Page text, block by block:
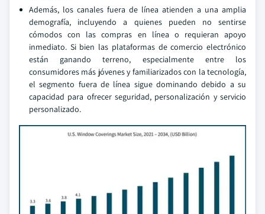
Además, los canales fuera de línea atienden a una amplia
demografía, incluyendo a quienes pueden no sentirse
cómodos con las compras en línea o requieran apoyo
inmediato. Si bien las plataformas de comercio electrónico
están ganando terreno, especialmente entre los
consumidores más jóvenes y familiarizados con la tecnología,
el segmento fuera de línea sigue dominando debido a su
capacidad para ofrecer seguridad, personalización y servicio
personalizado.